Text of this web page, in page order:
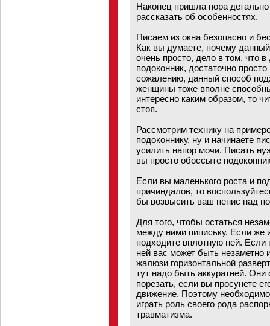
Наконец пришла пора
рассказать об особенностях.
Писаем из окна безопасно и
Как вы думаете, почему
очень просто, дело в том, что
подоконник, достаточно
сожалению, данный способ
женщины тоже вполне
интересно каким образом, то
стоя.
Рассмотрим технику на
подоконнику, ну и начинаете
усилить напор мочи. Писать
вы просто обоссыте
Если вы маленького роста и
причиндалов, то
бы возвысить ваш пенис над
Для того, чтобы остаться
между ними пипиську. Если же
подходите вплотную ней. Если
ней вас может быть незаметно
жалюзи горизонтальной
тут надо быть аккуратней.
порезать, если вы просунете
движение. Поэтому
играть роль своего рода
травматизма.